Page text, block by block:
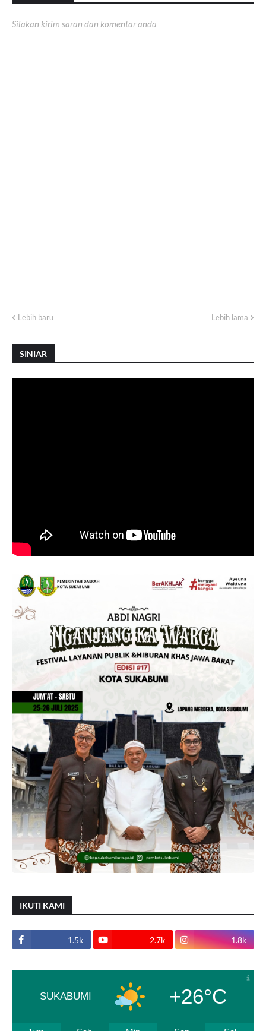
Silakan kirim saran dan komentar anda
Lebih baru Lebih lama
SINIAR
IKUTI KAMI
1.5k 2.7k 1.8k
SUKABUMI +26°C